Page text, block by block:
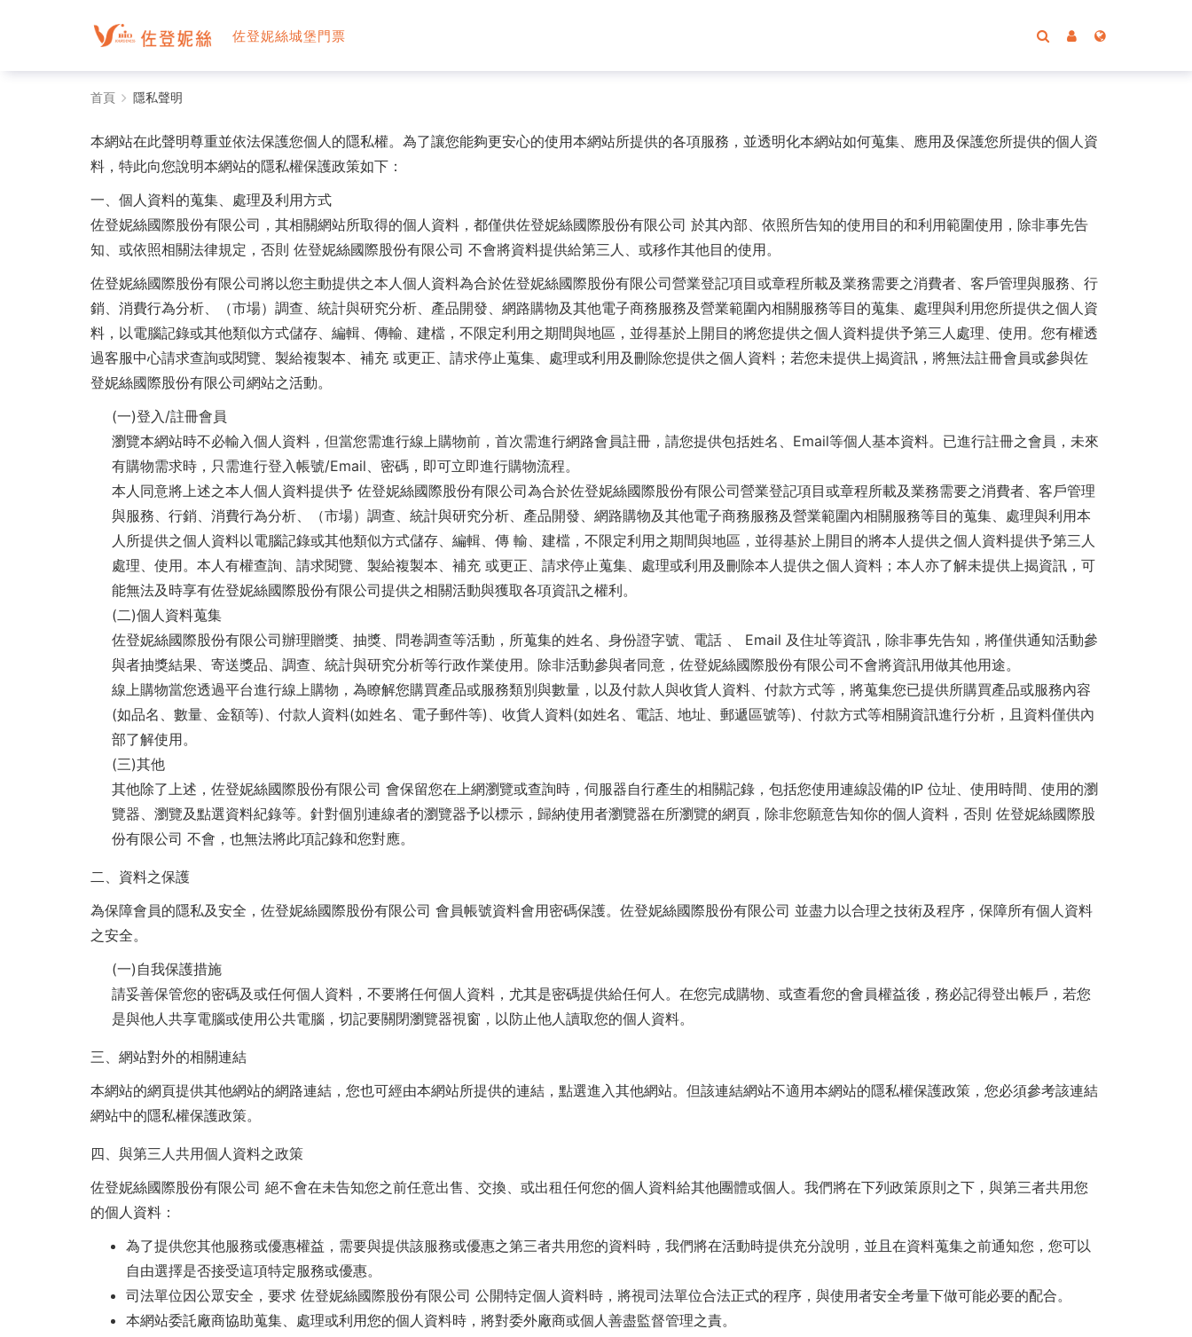
佐登妮絲城堡門票
首頁 隱私聲明
本網站在此聲明尊重並依法保護您個人的隱私權。為了讓您能夠更安心的使用本網站所提供的各項服務，並透明化本網站如何蒐集、應用及保護您所提供的個人資
料，特此向您說明本網站的隱私權保護政策如下：
一、個人資料的蒐集、處理及利用方式
佐登妮絲國際股份有限公司，其相關網站所取得的個人資料，都僅供佐登妮絲國際股份有限公司 於其內部、依照所告知的使用目的和利用範圍使用，除非事先告
知、或依照相關法律規定，否則 佐登妮絲國際股份有限公司 不會將資料提供給第三人、或移作其他目的使用。
佐登妮絲國際股份有限公司將以您主動提供之本人個人資料為合於佐登妮絲國際股份有限公司營業登記項目或章程所載及業務需要之消費者、客戶管理與服務、行
銷、消費行為分析、（市場）調查、統計與研究分析、產品開發、網路購物及其他電子商務服務及營業範圍內相關服務等目的蒐集、處理與利用您所提供之個人資
料，以電腦記錄或其他類似方式儲存、編輯、傳輸、建檔，不限定利用之期間與地區，並得基於上開目的將您提供之個人資料提供予第三人處理、使用。您有權透
過客服中心請求查詢或閱覽、製給複製本、補充 或更正、請求停止蒐集、處理或利用及刪除您提供之個人資料；若您未提供上揭資訊，將無法註冊會員或參與佐
登妮絲國際股份有限公司網站之活動。
(一)登入/註冊會員
瀏覽本網站時不必輸入個人資料，但當您需進行線上購物前，首次需進行網路會員註冊，請您提供包括姓名、Email等個人基本資料。已進行註冊之會員，未來
有購物需求時，只需進行登入帳號/Email、密碼，即可立即進行購物流程。
本人同意將上述之本人個人資料提供予 佐登妮絲國際股份有限公司為合於佐登妮絲國際股份有限公司營業登記項目或章程所載及業務需要之消費者、客戶管理
與服務、行銷、消費行為分析、（市場）調查、統計與研究分析、產品開發、網路購物及其他電子商務服務及營業範圍內相關服務等目的蒐集、處理與利用本
人所提供之個人資料以電腦記錄或其他類似方式儲存、編輯、傳 輸、建檔，不限定利用之期間與地區，並得基於上開目的將本人提供之個人資料提供予第三人
處理、使用。本人有權查詢、請求閱覽、製給複製本、補充 或更正、請求停止蒐集、處理或利用及刪除本人提供之個人資料；本人亦了解未提供上揭資訊，可
能無法及時享有佐登妮絲國際股份有限公司提供之相關活動與獲取各項資訊之權利。
(二)個人資料蒐集
佐登妮絲國際股份有限公司辦理贈獎、抽獎、問卷調查等活動，所蒐集的姓名、身份證字號、電話 、 Email 及住址等資訊，除非事先告知，將僅供通知活動參
與者抽獎結果、寄送獎品、調查、統計與研究分析等行政作業使用。除非活動參與者同意，佐登妮絲國際股份有限公司不會將資訊用做其他用途。
線上購物當您透過平台進行線上購物，為瞭解您購買產品或服務類別與數量，以及付款人與收貨人資料、付款方式等，將蒐集您已提供所購買產品或服務內容
(如品名、數量、金額等)、付款人資料(如姓名、電子郵件等)、收貨人資料(如姓名、電話、地址、郵遞區號等)、付款方式等相關資訊進行分析，且資料僅供內
部了解使用。
(三)其他
其他除了上述，佐登妮絲國際股份有限公司 會保留您在上網瀏覽或查詢時，伺服器自行產生的相關記錄，包括您使用連線設備的IP 位址、使用時間、使用的瀏
覽器、瀏覽及點選資料紀錄等。針對個別連線者的瀏覽器予以標示，歸納使用者瀏覽器在所瀏覽的網頁，除非您願意告知你的個人資料，否則 佐登妮絲國際股
份有限公司 不會，也無法將此項記錄和您對應。
二、資料之保護
為保障會員的隱私及安全，佐登妮絲國際股份有限公司 會員帳號資料會用密碼保護。佐登妮絲國際股份有限公司 並盡力以合理之技術及程序，保障所有個人資料
之安全。
(一)自我保護措施
請妥善保管您的密碼及或任何個人資料，不要將任何個人資料，尤其是密碼提供給任何人。在您完成購物、或查看您的會員權益後，務必記得登出帳戶，若您
是與他人共享電腦或使用公共電腦，切記要關閉瀏覽器視窗，以防止他人讀取您的個人資料。
三、網站對外的相關連結
本網站的網頁提供其他網站的網路連結，您也可經由本網站所提供的連結，點選進入其他網站。但該連結網站不適用本網站的隱私權保護政策，您必須參考該連結
網站中的隱私權保護政策。
四、與第三人共用個人資料之政策
佐登妮絲國際股份有限公司 絕不會在未告知您之前任意出售、交換、或出租任何您的個人資料給其他團體或個人。我們將在下列政策原則之下，與第三者共用您
的個人資料：
為了提供您其他服務或優惠權益，需要與提供該服務或優惠之第三者共用您的資料時，我們將在活動時提供充分說明，並且在資料蒐集之前通知您，您可以
自由選擇是否接受這項特定服務或優惠。
司法單位因公眾安全，要求 佐登妮絲國際股份有限公司 公開特定個人資料時，將視司法單位合法正式的程序，與使用者安全考量下做可能必要的配合。
本網站委託廠商協助蒐集、處理或利用您的個人資料時，將對委外廠商或個人善盡監督管理之責。